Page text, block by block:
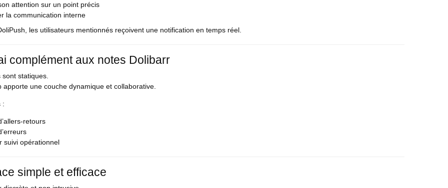
attention sur un point précis
la communication interne
les utilisateurs mentionnés reçoivent une notification en temps réel.
complément aux notes Dolibarr
sont statiques.
apporte une couche dynamique et collaborative.
:
retours
suivi opérationnel
simple et efficace